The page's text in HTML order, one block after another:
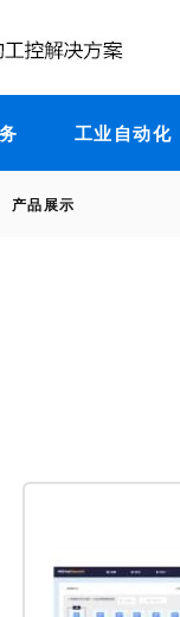
工业自动化
产品展示